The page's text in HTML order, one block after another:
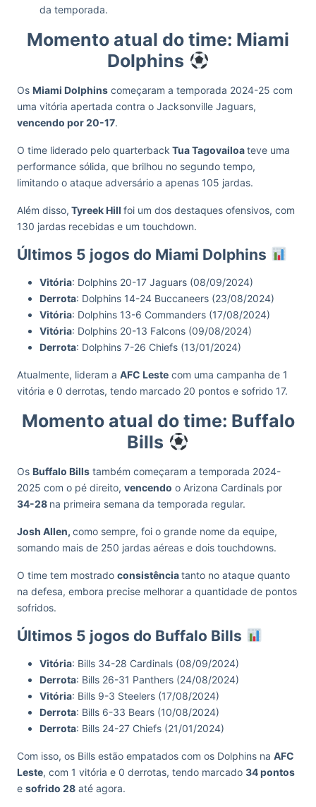
da temporada.
Momento atual do time: Miami
Dolphins
Os Miami Dolphins começaram a temporada 2024-25 com
uma vitória apertada contra o Jacksonville Jaguars,
vencendo por 20-17.
O time liderado pelo quarterback Tua Tagovailoateve uma
performance sólida, que brilhou no segundo tempo,
limitando o ataque adversário a apenas 105 jardas.
Além disso, Tyreek Hill foi um dos destaques ofensivos, com
130 jardas recebidas e um touchdown.
Últimos 5 jogos do Miami Dolphins
Vitória: Dolphins 20-17 Jaguars (08/09/2024)
Derrota: Dolphins 14-24 Buccaneers (23/08/2024)
Vitória: Dolphins 13-6 Commanders (17/08/2024)
Vitória: Dolphins 20-13 Falcons (09/08/2024)
Derrota: Dolphins 7-26 Chiefs (13/01/2024)
Atualmente, lideram a AFC Leste com uma campanha de 1
vitória e 0 derrotas, tendo marcado 20 pontos e sofrido 17.
Momento atual do time: Buffalo
Bills
Os Buffalo Bills também começaram a temporada 2024-
2025 com o pé direito, vencendo o Arizona Cardinals por
34-28 na primeira semana da temporada regular.
Josh Allen, como sempre, foi o grande nome da equipe,
somando mais de 250 jardas aéreas e dois touchdowns.
O time tem mostrado consistênciatanto no ataque quanto
na defesa, embora precise melhorar a quantidade de pontos
sofridos.
Últimos 5 jogos do Buffalo Bills
Vitória: Bills 34-28 Cardinals (08/09/2024)
Derrota: Bills 26-31 Panthers (24/08/2024)
Vitória: Bills 9-3 Steelers (17/08/2024)
Derrota: Bills 6-33 Bears (10/08/2024)
Derrota: Bills 24-27 Chiefs (21/01/2024)
Com isso, os Bills estão empatados com os Dolphins na AFC
Leste, com 1 vitória e 0 derrotas, tendo marcado 34 pontos
e sofrido 28 até agora.